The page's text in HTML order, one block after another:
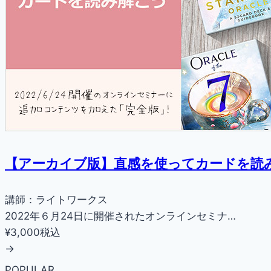
【アーカイブ版】直感を使ってカードを読
講師：ライトワークス
2022年６月24日に開催されたオンラインセミナ…
¥3,000税込
→